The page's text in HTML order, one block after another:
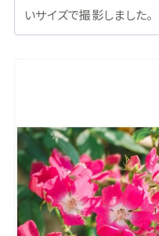
いサイズで撮影しました。